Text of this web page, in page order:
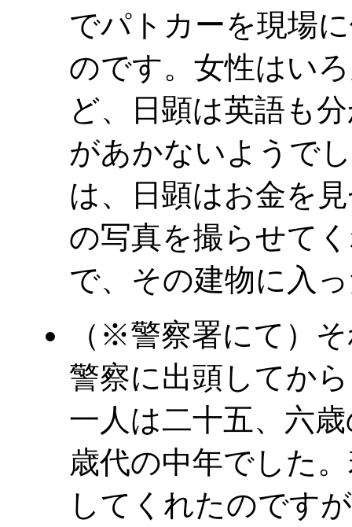
でパトカーを現場
のです。女性はい
ど、日顕は英語も
があかないようで
は、日顕はお金を
の写真を撮らせて
で、その建物に入
（※警察署にて）
警察に出頭してか
一人は二十五、六
歳代の中年でした
してくれたのです